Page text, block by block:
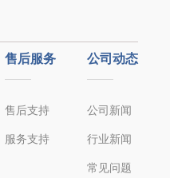
售后服务
售后支持
服务支持
公司动态
公司新闻
行业新闻
常见问题